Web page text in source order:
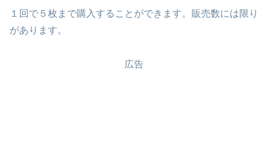
１回で５枚まで購入することができます。販売数には限り
があります。
広告